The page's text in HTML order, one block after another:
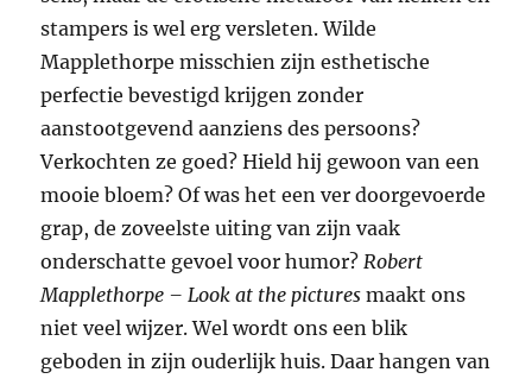
stampers is wel erg versleten. Wilde
Mapplethorpe misschien zijn esthetische
perfectie bevestigd krijgen zonder
aanstootgevend aanziens des persoons?
Verkochten ze goed? Hield hij gewoon van een
mooie bloem? Of was het een ver doorgevoerde
grap, de zoveelste uiting van zijn vaak
onderschatte gevoel voor humor?Robert
Mapplethorpe – Look at the pictures maakt ons
niet veel wijzer. Wel wordt ons een blik
geboden in zijn ouderlijk huis. Daar hangen van